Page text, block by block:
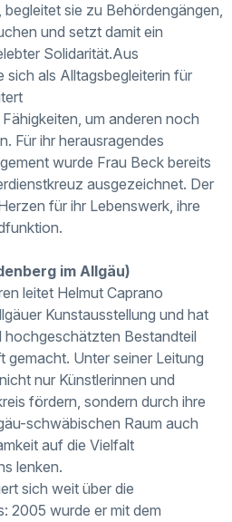
sie zu Behördengängen,
und setzt damit ein
Solidarität.Aus
sich als Alltagsbegleiterin für
um anderen noch
Für ihr herausragendes
wurde Frau Beck bereits
ausgezeichnet. Der
für ihr Lebenswerk, ihre
im Allgäu)
leitet Helmut Caprano
Kunstausstellung und hat
hochgeschätzten Bestandteil
gemacht. Unter seiner Leitung
nur Künstlerinnen und
fördern, sondern durch ihre
schwäbischen Raum auch
auf die Vielfalt
lenken.
sich weit über die
2005 wurde er mit dem